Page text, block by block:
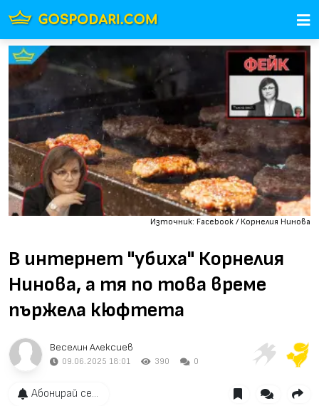
Източник: Facebook / Корнелия Нинова
В интернет "убиха" Корнелия
Нинова, а тя по това време
пържела кюфтета
Веселин Алексиев
09.06.2025 18:01 390 0
Абонирай се...